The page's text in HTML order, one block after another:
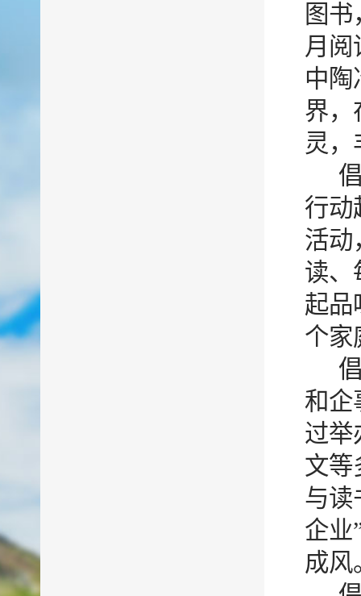
图
月阅
中
界，
灵，
行动
活动
读、
起品
个家
和企
过举
文等
与读
企业
成风